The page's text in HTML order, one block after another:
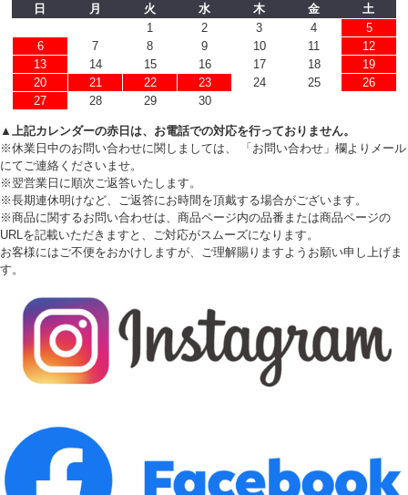
日
月 火 水 木 金
土
1
2 3 4
5
6
7 8 9 10 11
12
13
14 15 16 17 18
19
20
21 22 23 24 25
26
27
28 29 30
▲上記カレンダーの赤日は、お電話での対応を行っておりません。
※休業日中のお問い合わせに関しましては、 「お問い合わせ」欄よりメール
にてご連絡くださいませ。
※翌営業日に順次ご返答いたします。
※長期連休明けなど、ご返答にお時間を頂戴する場合がございます。
※商品に関するお問い合わせは、商品ページ内の品番または商品ページの
URLを記載いただきますと、ご対応がスムーズになります。
お客様にはご不便をおかけしますが、ご理解賜りますようお願い申し上げま
す。